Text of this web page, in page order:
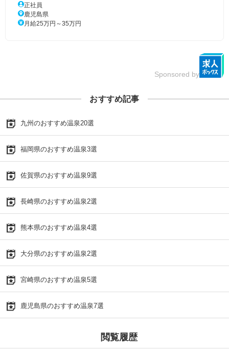
正社員
鹿児島県
月給25万円～35万円
Sponsored by
おすすめ記事
九州のおすすめ温泉20選
福岡県のおすすめ温泉3選
佐賀県のおすすめ温泉9選
長崎県のおすすめ温泉2選
熊本県のおすすめ温泉4選
大分県のおすすめ温泉2選
宮崎県のおすすめ温泉5選
鹿児島県のおすすめ温泉7選
閲覧履歴